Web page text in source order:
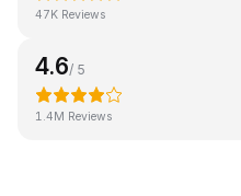
47K Reviews
4.6/ 5
1.4M Reviews